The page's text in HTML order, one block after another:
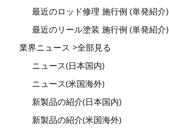
最近のロッド修理 施行例 (単発紹介)
最近のリール塗装 施行例 (単発紹介)
業界ニュース >全部見る
ニュース(日本国内)
ニュース(米国海外)
新製品の紹介(日本国内)
新製品の紹介(米国海外)